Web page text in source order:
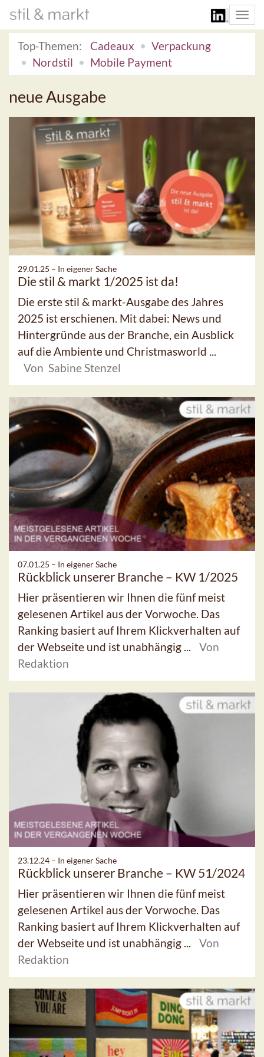
Top-Themen:
Cadeaux
Verpackung
Nordstil
Mobile Payment
neue Ausgabe
29.01.25 – In eigener Sache
Die stil & markt 1/2025 ist da!
Die erste stil & markt-Ausgabe des Jahres
2025 ist erschienen. Mit dabei: News und
Hintergründe aus der Branche, ein Ausblick
auf die Ambiente und Christmasworld ...
Von Sabine Stenzel
07.01.25 – In eigener Sache
Rückblick unserer Branche – KW 1/2025
Hier präsentieren wir Ihnen die fünf meist
gelesenen Artikel aus der Vorwoche. Das
Ranking basiert auf Ihrem Klickverhalten auf
der Webseite und ist unabhängig ...
Von
Redaktion
23.12.24 – In eigener Sache
Rückblick unserer Branche – KW 51/2024
Hier präsentieren wir Ihnen die fünf meist
gelesenen Artikel aus der Vorwoche. Das
Ranking basiert auf Ihrem Klickverhalten auf
der Webseite und ist unabhängig ...
Von
Redaktion